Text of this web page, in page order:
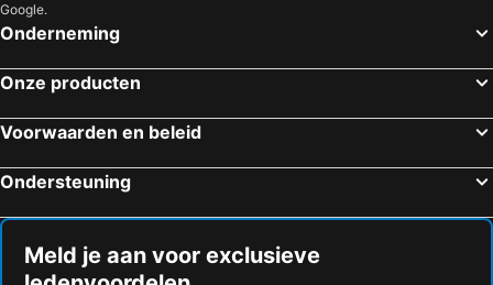
Google.
Onderneming
Onze producten
Voorwaarden en beleid
Ondersteuning
Meld je aan voor exclusieve